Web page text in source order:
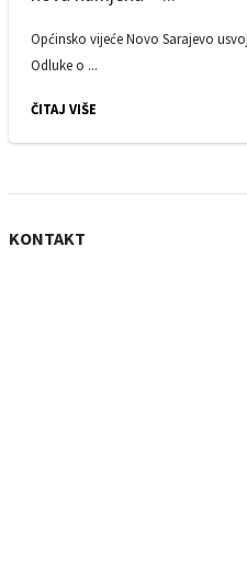
Općinsko vijeće Novo Sarajevo
Odluke o ...
ČITAJ VIŠE
KONTAKT